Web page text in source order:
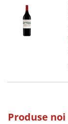
Produse noi